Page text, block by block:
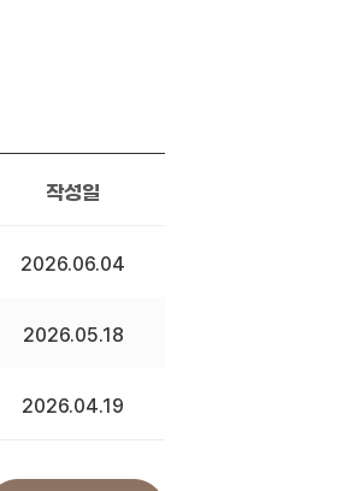
작성일
2026.06.04
2026.05.18
2026.04.19